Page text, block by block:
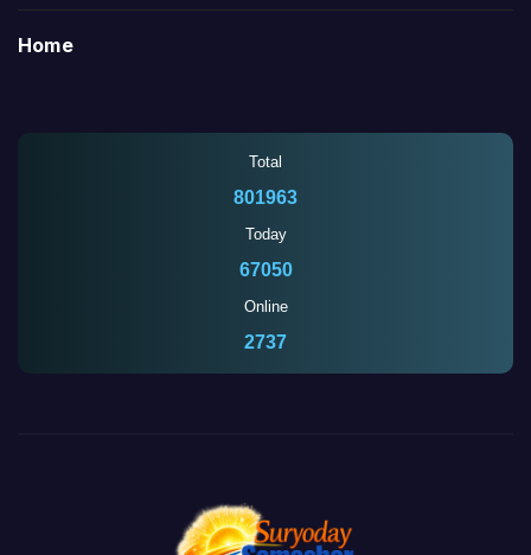
Home
Total
801963
Today
67050
Online
2736